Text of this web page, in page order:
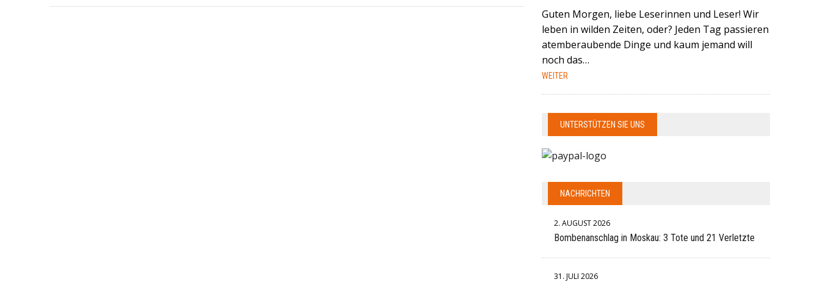
Guten Morgen, liebe Leserinnen und Leser! Wir
leben in wilden Zeiten, oder? Jeden Tag passieren
atemberaubende Dinge und kaum jemand will
noch das…
WEITER
UNTERSTÜTZEN SIE UNS
NACHRICHTEN
2. AUGUST 2026
Bombenanschlag in Moskau: 3 Tote und 21 Verletzte
31. JULI 2026